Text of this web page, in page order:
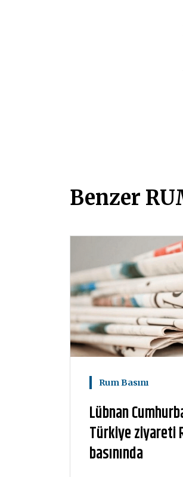
Benzer
Rum Basını
Lübnan
Türkiye ziyareti
basınında